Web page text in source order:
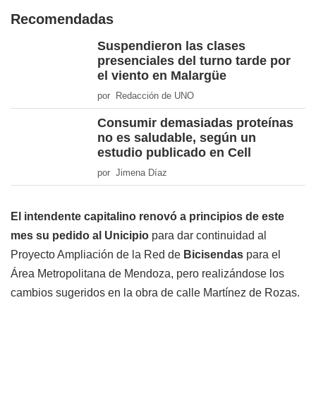
Recomendadas
Suspendieron las clases
presenciales del turno tarde por
el viento en Malargüe
por Redacción de UNO
Consumir demasiadas proteínas
no es saludable, según un
estudio publicado en Cell
por Jimena Díaz
El intendente capitalino renovó a principios de este
mes su pedido al Unicipio para dar continuidad al
Proyecto Ampliación de la Red de Bicisendas para el
Área Metropolitana de Mendoza, pero realizándose los
cambios sugeridos en la obra de calle Martínez de Rozas.